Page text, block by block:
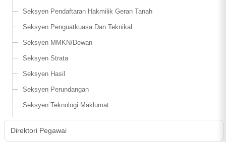
Seksyen Pendaftaran Hakmilik Geran Tanah
Seksyen Penguatkuasa Dan Teknikal
Seksyen MMKN/Dewan
Seksyen Strata
Seksyen Hasil
Seksyen Perundangan
Seksyen Teknologi Maklumat
Direktori Pegawai